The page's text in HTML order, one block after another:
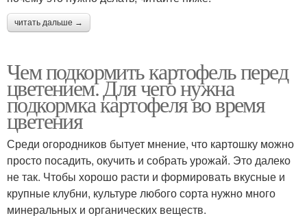
читать дальше →
Чем подкормить картофель перед
цветением. Для чего нужна
подкормка картофеля во время
цветения
Среди огородников бытует мнение, что картошку можно
просто посадить, окучить и собрать урожай. Это далеко
не так. Чтобы хорошо расти и формировать вкусные и
крупные клубни, культуре любого сорта нужно много
минеральных и органических веществ.